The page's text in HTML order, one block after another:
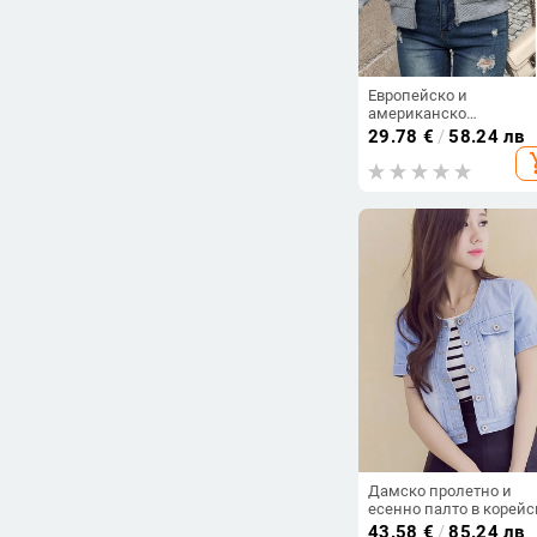
Европейско и
американско
трансгранично
външнотърговско
и зимно ново
яке с цип, бейзболна
ежедневно яке
29.78 € /58.24 лв
Дамско пролетно и
есенно палто в
стил, сладък деним,
43.58 € /85.24 лв